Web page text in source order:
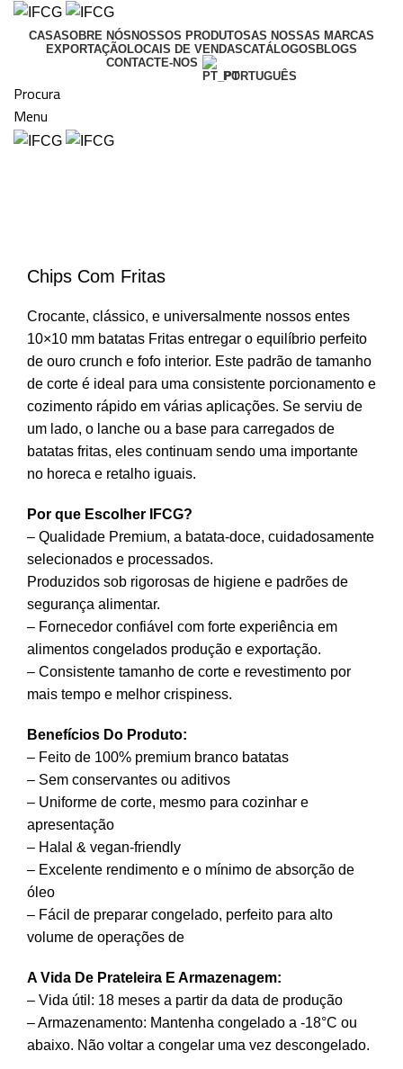
CASASOBRE NÓS NOSSOS PRODUTOSAS NOSSAS MARCAS
EXPORTAÇÃOLOCAIS DE VENDASCATÁLOGOS BLOGS
CONTACTE-NOS
PORTUGUÊS
Procura
Menu
Chips Com Fritas
Crocante, clássico, e universalmente nossos entes
10×10 mm batatas Fritas entregar o equilíbrio perfeito
de ouro crunch e fofo interior. Este padrão de tamanho
de corte é ideal para uma consistente porcionamento e
cozimento rápido em várias aplicações. Se serviu de
um lado, o lanche ou a base para carregados de
batatas fritas, eles continuam sendo uma importante
no horeca e retalho iguais.
Por que Escolher IFCG?
– Qualidade Premium, a batata-doce, cuidadosamente
selecionados e processados.
Produzidos sob rigorosas de higiene e padrões de
segurança alimentar.
– Fornecedor confiável com forte experiência em
alimentos congelados produção e exportação.
– Consistente tamanho de corte e revestimento por
mais tempo e melhor crispiness.
Benefícios Do Produto:
– Feito de 100% premium branco batatas
– Sem conservantes ou aditivos
– Uniforme de corte, mesmo para cozinhar e
apresentação
– Halal & vegan-friendly
– Excelente rendimento e o mínimo de absorção de
óleo
– Fácil de preparar congelado, perfeito para alto
volume de operações de
A Vida De Prateleira E Armazenagem:
– Vida útil: 18 meses a partir da data de produção
– Armazenamento: Mantenha congelado a -18°C ou
abaixo. Não voltar a congelar uma vez descongelado.